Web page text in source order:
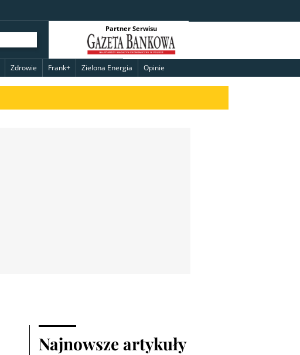
Partner Serwisu
Zdrowie Frank+ Zielona Energia Opinie
Najnowsze artykuły